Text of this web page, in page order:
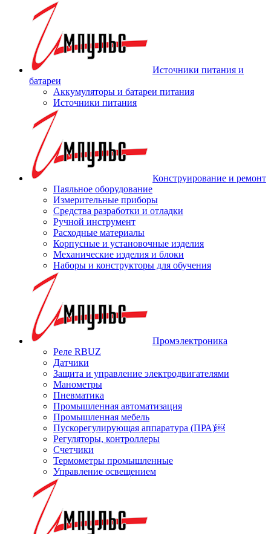
Источники питания и
батареи
Аккумуляторы и батареи питания
Источники питания
Конструирование и ремонт
Паяльное оборудование
Измерительные приборы
Средства разработки и отладки
Ручной инструмент
Расходные материалы
Корпусные и установочные изделия
Механические изделия и блоки
Наборы и конструкторы для обучения
Промэлектроника
Реле RBUZ
Датчики
Защита и управление электродвигателями
Манометры
Пневматика
Промышленная автоматизация
Промышленная мебель
Пускорегулирующая аппаратура (ПРА)￼
Регуляторы, контроллеры
Счетчики
Термометры промышленные
Управление освещением